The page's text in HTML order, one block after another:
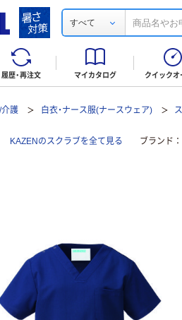
すべて
履歴・再注文 マイカタログ クイックオ
護 白衣・ナース服(ナースウェア)
KAZENのスクラブを全て見る ブランド